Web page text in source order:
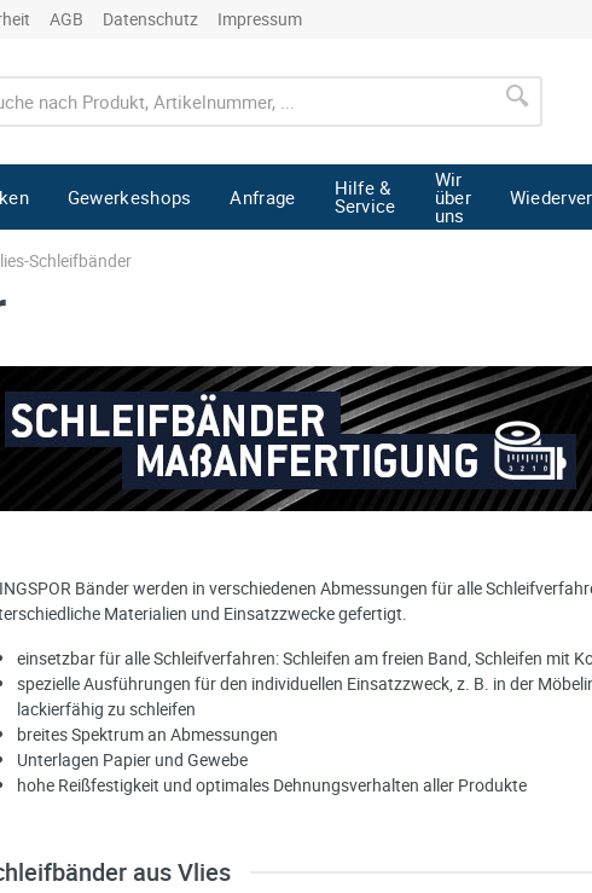
AGB Datenschutz Impressum
Gewerkeshops Anfrage Hilfe &
Service
Wir
über
uns
Schleifbänder
Bänder werden in verschiedenen Abmessungen für alle
Materialien und Einsatzzwecke gefertigt.
einsetzbar für alle Schleifverfahren: Schleifen am freien Band, Schleifen mit
spezielle Ausführungen für den individuellen Einsatzzweck, z. B. in der
lackierfähig zu schleifen
breites Spektrum an Abmessungen
Unterlagen Papier und Gewebe
hohe Reißfestigkeit und optimales Dehnungsverhalten aller Produkte
aus Vlies